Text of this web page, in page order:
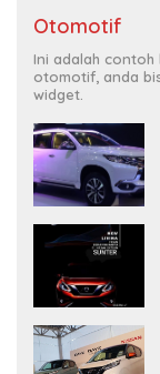
Otomotif
Ini adalah
otomotif, anda
widget.